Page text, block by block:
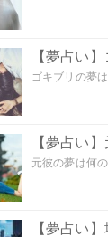
【夢占い
ゴキブリの夢
【夢占い
元彼の夢は何
【夢占い